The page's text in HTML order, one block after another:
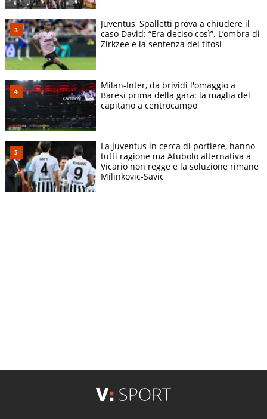
Juventus, Spalletti prova a chiudere il
caso David: “Era deciso così”. L’ombra di
Zirkzee e la sentenza dei tifosi
Milan-Inter, da brividi l'omaggio a
Baresi prima della gara: la maglia del
capitano a centrocampo
La Juventus in cerca di portiere, hanno
tutti ragione ma Atubolo alternativa a
Vicario non regge e la soluzione rimane
Milinkovic-Savic